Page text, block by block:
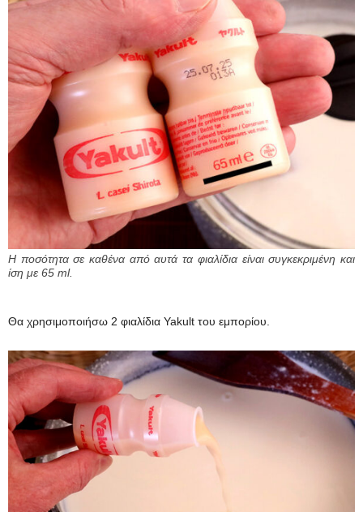
Η ποσότητα σε καθένα από αυτά τα φιαλίδια είναι συγκεκριμένη και
ίση με 65 ml.
Θα χρησιμοποιήσω 2 φιαλίδια Yakult του εμπορίου.